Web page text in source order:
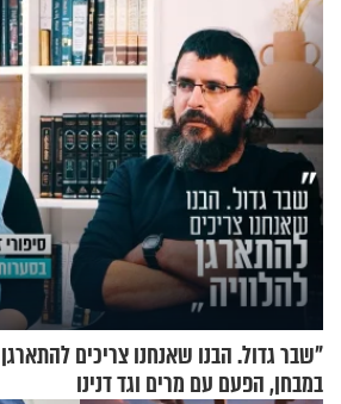
"שבר גדול. הבנו שאנחנו צריכים להתארגן
במבחן, הפעם עם מרים וגד דנינו